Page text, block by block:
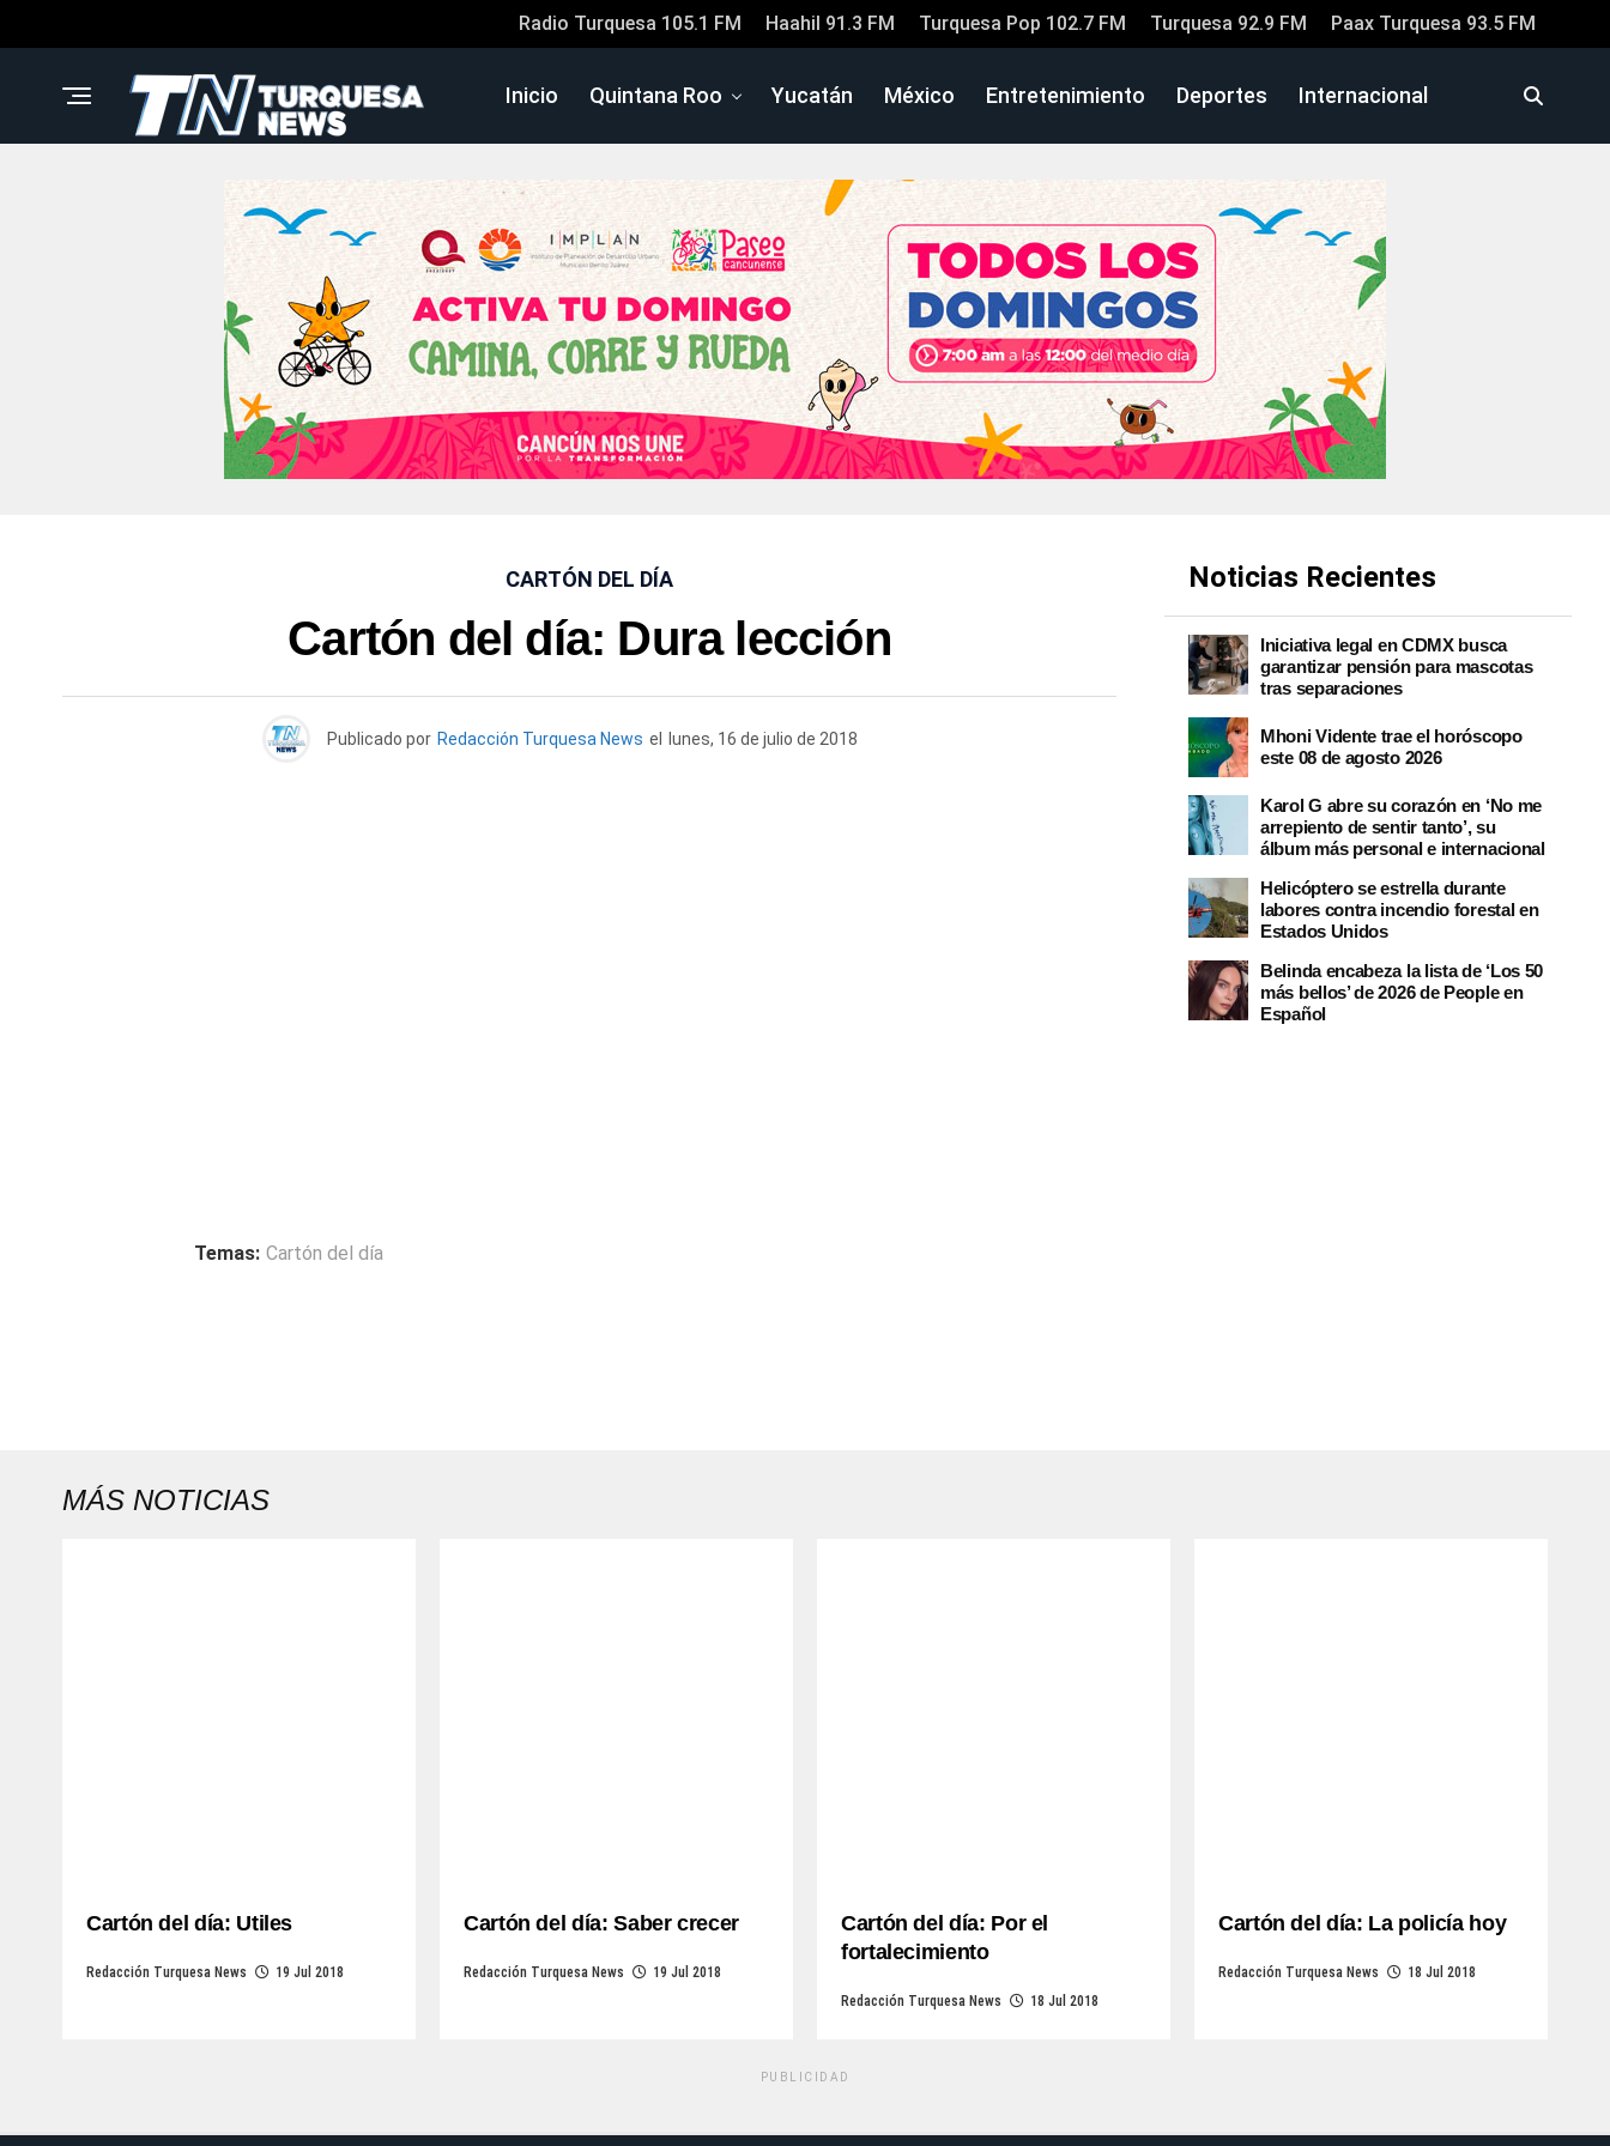
Radio Turquesa 105.1 FM Haahil 91.3 FM Turquesa Pop 102.7 FM Turquesa 92.9 FM Paax Turquesa 93.5 FM
Inicio Quintana Roo Yucatán México Entretenimiento Deportes Internacional
CARTÓN DEL DÍA
Cartón del día: Dura lección
Publicado por Redacción Turquesa News el lunes, 16 de julio de 2018
Temas: Cartón del día
Noticias Recientes
Iniciativa legal en CDMX busca
garantizar pensión para mascotas
tras separaciones
Mhoni Vidente trae el horóscopo
este 08 de agosto 2026
Karol G abre su corazón en ‘No me
arrepiento de sentir tanto’, su
álbum más personal e internacional
Helicóptero se estrella durante
labores contra incendio forestal en
Estados Unidos
Belinda encabeza la lista de ‘Los 50
más bellos’ de 2026 de People en
Español
MÁS NOTICIAS
Cartón del día: Utiles
Redacción Turquesa News 19 Jul 2018
Cartón del día: Saber crecer
Redacción Turquesa News 19 Jul 2018
Cartón del día: Por el
fortalecimiento
Redacción Turquesa News 18 Jul 2018
Cartón del día: La policía hoy
Redacción Turquesa News 18 Jul 2018
PUBLICIDAD